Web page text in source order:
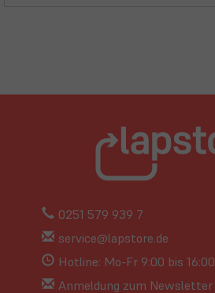
0251 579 939 7
service@lapstore.de
Hotline: Mo-Fr 9:00 bis 16:00
Anmeldung zum Newsletter